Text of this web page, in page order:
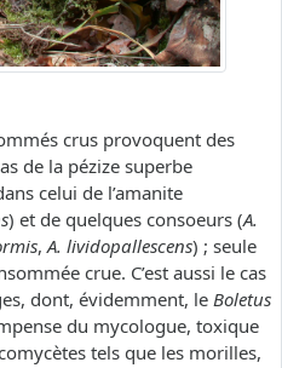
crus provoquent des
de la pézize superbe
celui de l’amanite
) et de quelques consoeurs (A.
,A. lividopallescens) ; seule
crue. C’est aussi le cas
dont, évidemment, le Boletus
du mycologue, toxique
tels que les morilles,